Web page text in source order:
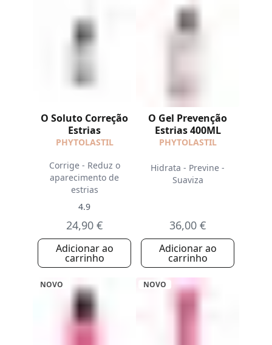
O Soluto Correção
Estrias
PHYTOLASTIL
Corrige - Reduz o
aparecimento de
estrias
4.9
24,90 €
Adicionar ao
carrinho
O Gel Prevenção
Estrias 400ML
PHYTOLASTIL
Hidrata - Previne -
Suaviza
36,00 €
Adicionar ao
carrinho
NOVO NOVO